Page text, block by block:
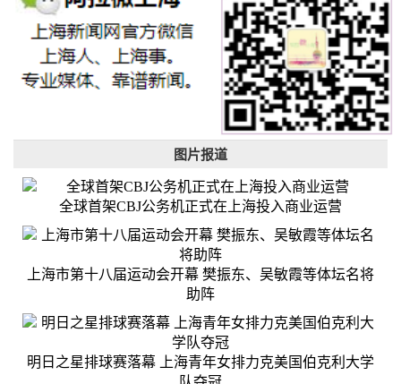
图片报道
全球首架CBJ公务机正式在上海投入商业运营
上海市第十八届运动会开幕 樊振东、吴敏霞等体坛名将
助阵
明日之星排球赛落幕 上海青年女排力克美国伯克利大学